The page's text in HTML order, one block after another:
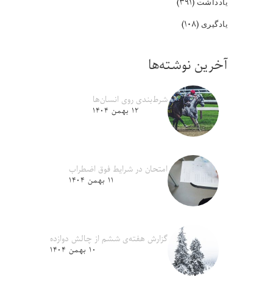
یادگیری (۱۰۸)
آخرین نوشته‌ها
شرط‌بندی روی انسان‌ها
۱۲ بهمن ۱۴۰۴
امتحان در شرایط فوق اضطراب
۱۱ بهمن ۱۴۰۴
گزارش هفته‌ی ششم از چالش دوازده
۱۰ بهمن ۱۴۰۴